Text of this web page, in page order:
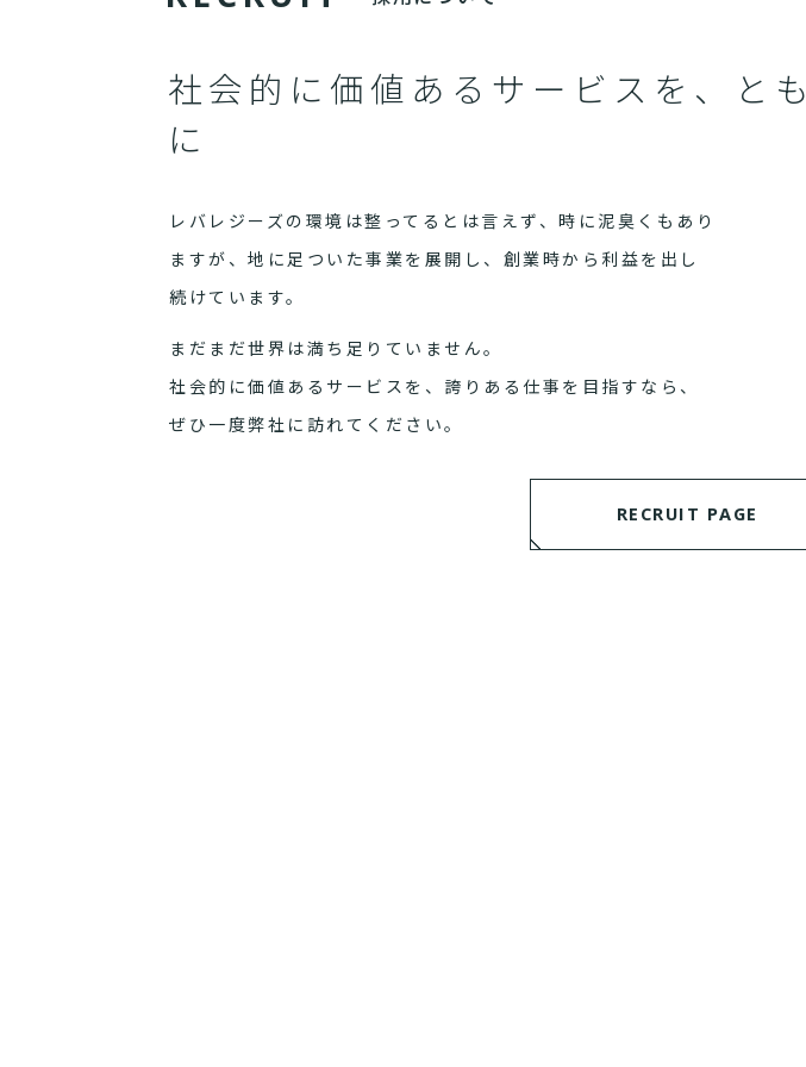
社会的に価値あるサービスを、とも
に
レバレジーズの環境は整ってるとは言えず、時に泥臭くもあり
ますが、地に足ついた事業を展開し、創業時から利益を出し
続けています。
まだまだ世界は満ち足りていません。
社会的に価値あるサービスを、誇りある仕事を目指すなら、
ぜひ一度弊社に訪れてください。
RECRUIT PAGE